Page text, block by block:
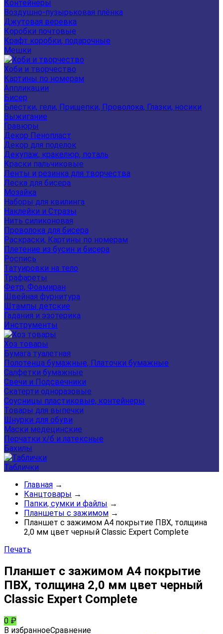
Контейнеры
Воздушно-пузырьковая плёнка
Джутовая веревка
Коробки почтовые
Крафт коробки, подарочные
Мешки
Хоби и творчество
Картины по номерам
Аппликации
Бисер
Блестки, гели, Прищепки, Проволока, Глазки, носики
Выжигание
Гравюры
Декор Пенопласт
Декор для поделок
Декупаж, кракелюр, поталь
Краски пальчиковые
Ленты и резинка для творчества
Леска для бисера
Мозайка
Наборы для квилинга
Наклейки и Стразы
Нить силиконовая
Проволока для бисера
Раскраски, Картины по номерам
Плетение из бусин и бисера
Роспись
Татуировки на тело
Трафареты
Фетр, Фоамиран
Швейная фурнитура
Штампы детские
Гадания и эзотерика
Инструменты
Хоз товары
Бумага туалетная
Полотенца бумажные, Платочки бумажные
Салфетки бумажные
Свечи и Подсвечники
Скатерти одноразовые
Соусницы пластиковые, контейнеры
Товары для выпечки
Шнурки для обуви
Маски медецинские
Перчатки х/б и латексные
Бахилы
Таблички
Главная →
Канцтовары →
Папки, сумки и файлы →
Планшеты с зажимом →
Планшет с зажимом А4 покрытие ПВХ, толщина
2,0 мм цвет черный Classic Expert Complete
Печать
Планшет с зажимом А4 покрытие
ПВХ, толщина 2,0 мм цвет черный
Classic Expert Complete
0 ₽
В избранноеСравнение